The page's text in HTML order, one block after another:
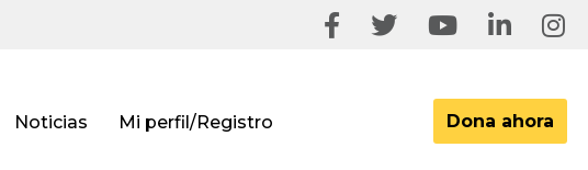
Noticias Mi perfil/Registro Dona ahora